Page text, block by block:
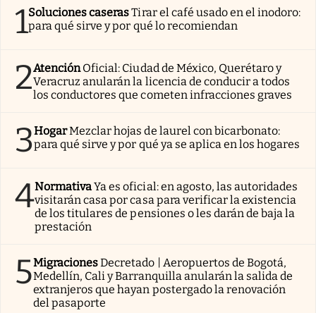
1Soluciones caserasTirar el café usado en el inodoro:
para qué sirve y por qué lo recomiendan
2AtenciónOficial: Ciudad de México, Querétaro y
Veracruz anularán la licencia de conducir a todos
los conductores que cometen infracciones graves
3HogarMezclar hojas de laurel con bicarbonato:
para qué sirve y por qué ya se aplica en los hogares
4NormativaYa es oficial: en agosto, las autoridades
visitarán casa por casa para verificar la existencia
de los titulares de pensiones o les darán de baja la
prestación
5MigracionesDecretado | Aeropuertos de Bogotá,
Medellín, Cali y Barranquilla anularán la salida de
extranjeros que hayan postergado la renovación
del pasaporte